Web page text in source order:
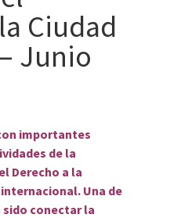
Ciudad
Junio
importantes
de la
Derecho a la
internacional. Una de
conectar la